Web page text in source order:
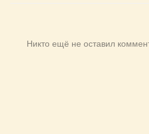
Никто ещё не оставил